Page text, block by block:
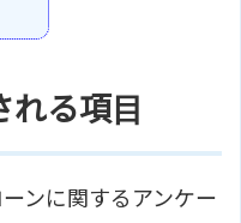
る項目
ンに関するアンケー